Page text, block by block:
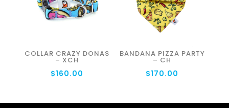
COLLAR CRAZY DONAS
– XCH
$160.00
BANDANA PIZZA PARTY
– CH
$170.00